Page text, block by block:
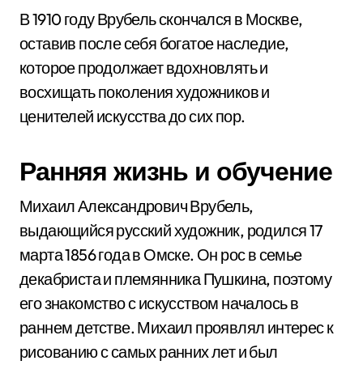
В 1910 году Врубель скончался в Москве,
оставив после себя богатое наследие,
которое продолжает вдохновлять и
восхищать поколения художников и
ценителей искусства до сих пор.
Ранняя жизнь и обучение
Михаил Александрович Врубель,
выдающийся русский художник, родился 17
марта 1856 года в Омске. Он рос в семье
декабриста и племянника Пушкина, поэтому
его знакомство с искусством началось в
раннем детстве. Михаил проявлял интерес к
рисованию с самых ранних лет и был